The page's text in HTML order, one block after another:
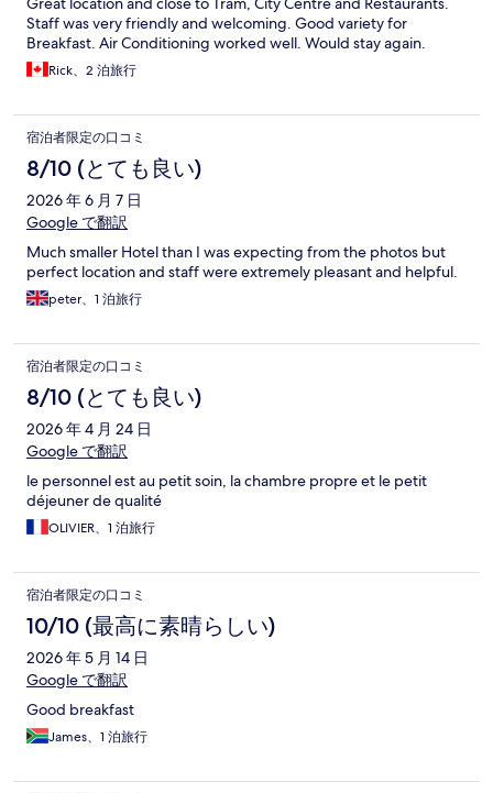
Staff was very friendly and welcoming. Good variety for
Breakfast. Air Conditioning worked well. Would stay again.
Rick、2 泊旅行
宿泊者限定の口コミ
8/10 (とても良い)
2026 年 6 月 7 日
Google で翻訳
Much smaller Hotel than I was expecting from the photos but
perfect location and staff were extremely pleasant and helpful.
peter、1 泊旅行
宿泊者限定の口コミ
8/10 (とても良い)
2026 年 4 月 24 日
Google で翻訳
le personnel est au petit soin, la chambre propre et le petit
déjeuner de qualité
OLIVIER、1 泊旅行
宿泊者限定の口コミ
10/10 (最高に素晴らしい)
2026 年 5 月 14 日
Google で翻訳
Good breakfast
James、1 泊旅行